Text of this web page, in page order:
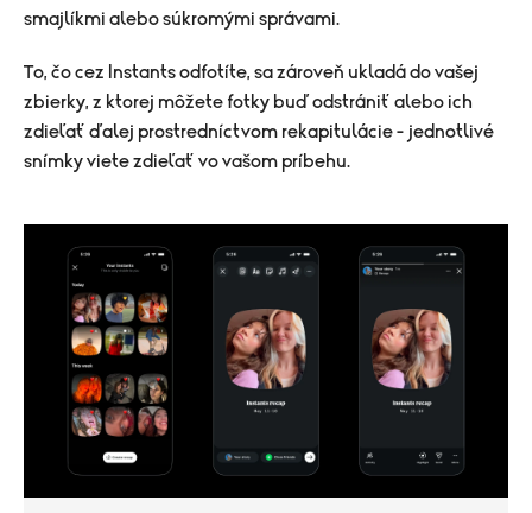
smajlíkmi alebo súkromými správami.
To, čo cez Instants odfotíte, sa zároveň ukladá do vašej
zbierky, z ktorej môžete fotky buď odstrániť alebo ich
zdieľať ďalej prostredníctvom rekapitulácie - jednotlivé
snímky viete zdieľať vo vašom príbehu.